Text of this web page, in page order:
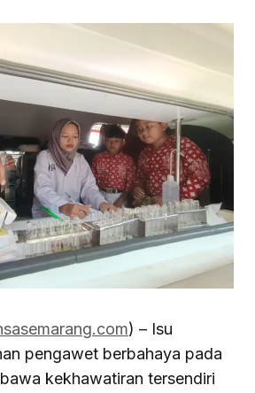
) – Isu
pengawet berbahaya pada
kekhawatiran tersendiri